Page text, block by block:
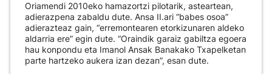
Oriamendi 2010eko hamazortzi pilotarik, asteartean,
adierazpena zabaldu dute. Ansa II.ari “babes osoa”
adierazteaz gain, “erremontearen etorkizunaren aldeko
aldarria ere” egin dute. “Oraindik garaiz gabiltza egoera
hau konpondu eta Imanol Ansak Banakako Txapelketan
parte hartzeko aukera izan dezan”, esan dute.